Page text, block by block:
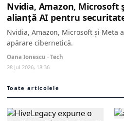
Nvidia, Amazon, Microsoft
alianță AI pentru
Nvidia, Amazon, Microsoft și Meta
apărare cibernetică.
Oana Ionescu · Tech
28 Jul 2026, 18:36
Toate articolele